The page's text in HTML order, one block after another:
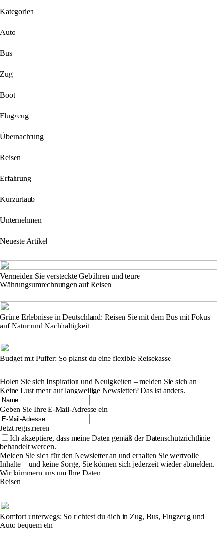
Kategorien
Auto
Bus
Zug
Boot
Flugzeug
Übernachtung
Reisen
Erfahrung
Kurzurlaub
Unternehmen
Neueste Artikel
Vermeiden Sie versteckte Gebühren und teure
Währungsumrechnungen auf Reisen
Grüne Erlebnisse in Deutschland: Reisen Sie mit dem Bus mit Fokus
auf Natur und Nachhaltigkeit
Budget mit Puffer: So planst du eine flexible Reisekasse
Holen Sie sich Inspiration und Neuigkeiten – melden Sie sich an
Keine Lust mehr auf langweilige Newsletter? Das ist anders.
Geben Sie Ihre E-Mail-Adresse ein
Jetzt registrieren
Ich akzeptiere, dass meine Daten gemäß der Datenschutzrichtlinie
behandelt werden.
Melden Sie sich für den Newsletter an und erhalten Sie wertvolle
Inhalte – und keine Sorge, Sie können sich jederzeit wieder abmelden.
Wir kümmern uns um Ihre Daten.
Reisen
Komfort unterwegs: So richtest du dich in Zug, Bus, Flugzeug und
Auto bequem ein